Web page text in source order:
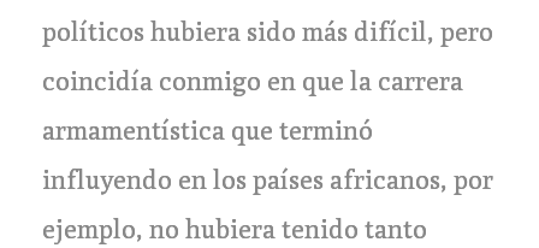
políticos hubiera sido más difícil, pero
coincidía conmigo en que la carrera
armamentística que terminó
influyendo en los países africanos, por
ejemplo, no hubiera tenido tanto